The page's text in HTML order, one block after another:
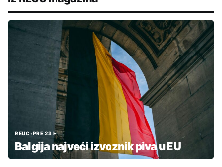
REUC•PRE 23 H
Balgija najveći izvoznik piva u EU